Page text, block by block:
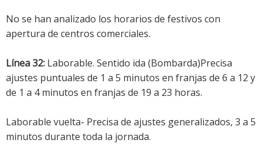
No se han analizado los horarios de festivos con
apertura de centros comerciales.
Línea 32: Laborable. Sentido ida (Bombarda)Precisa
ajustes puntuales de 1 a 5 minutos en franjas de 6 a 12 y
de 1 a 4 minutos en franjas de 19 a 23 horas.
Laborable vuelta- Precisa de ajustes generalizados, 3 a 5
minutos durante toda la jornada.